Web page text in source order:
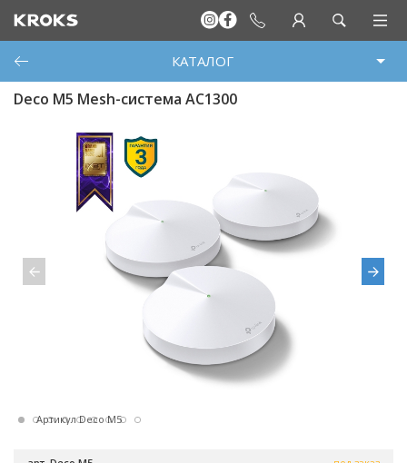
КАТАЛОГ
Deco M5 Mesh-система AC1300
Артикул Deco M5